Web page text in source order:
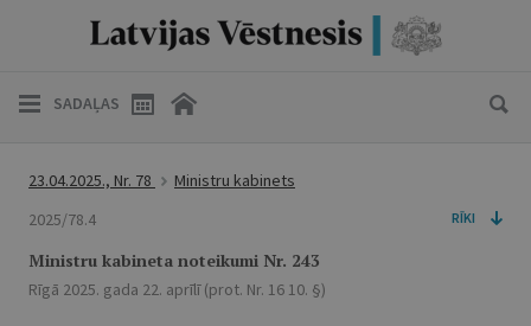
SADAĻAS
23.04.2025., Nr. 78
Ministru kabinets
2025/78.4
RĪKI
Ministru kabineta noteikumi Nr. 243
Rīgā 2025. gada 22. aprīlī (prot. Nr. 16 10. §)